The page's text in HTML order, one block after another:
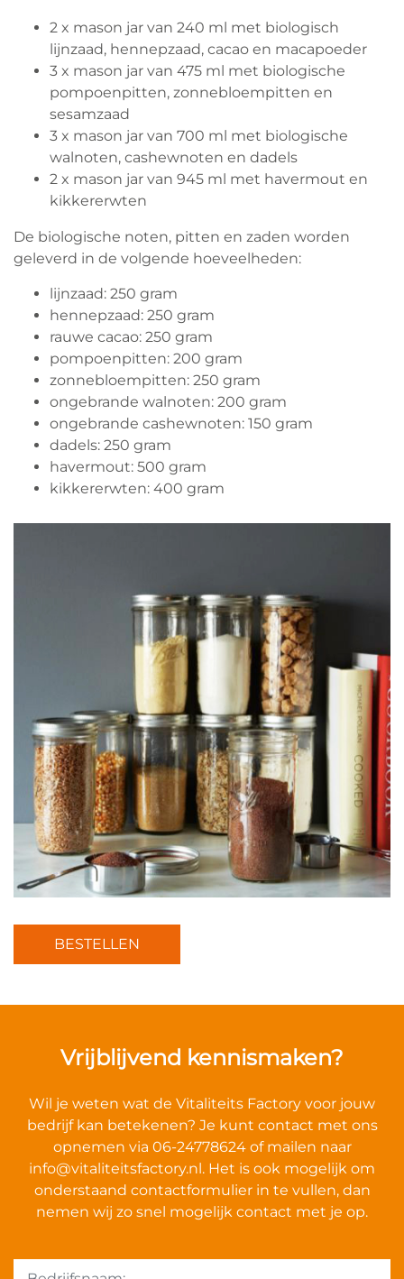
2 x mason jar van 240 ml met biologisch
lijnzaad, hennepzaad, cacao en macapoeder
3 x mason jar van 475 ml met biologische
pompoenpitten, zonnebloempitten en
sesamzaad
3 x mason jar van 700 ml met biologische
walnoten, cashewnoten en dadels
2 x mason jar van 945 ml met havermout en
kikkererwten
De biologische noten, pitten en zaden worden
geleverd in de volgende hoeveelheden:
lijnzaad: 250 gram
hennepzaad: 250 gram
rauwe cacao: 250 gram
pompoenpitten: 200 gram
zonnebloempitten: 250 gram
ongebrande walnoten: 200 gram
ongebrande cashewnoten: 150 gram
dadels: 250 gram
havermout: 500 gram
kikkererwten: 400 gram
BESTELLEN
Vrijblijvend kennismaken?
Wil je weten wat de Vitaliteits Factory voor jouw
bedrijf kan betekenen? Je kunt contact met ons
opnemen via 06-24778624 of mailen naar
info@vitaliteitsfactory.nl. Het is ook mogelijk om
onderstaand contactformulier in te vullen, dan
nemen wij zo snel mogelijk contact met je op.